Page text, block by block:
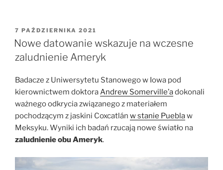
służyły
obserwacjom
równonocy”
OPUBLIKOWANE
W
7 PAŹDZIERNIKA 2021
Nowe datowanie wskazuje na wczesne
zaludnienie Ameryk
Badacze z Uniwersytetu Stanowego w Iowa pod
kierownictwem doktoraAndrew Somerville’adokonali
ważnego odkrycia związanego z materiałem
pochodzącym z jaskini Coxcatlán w stanie Pueblaw
Meksyku. Wyniki ich badań rzucają nowe światło na
zaludnienie obu Ameryk.